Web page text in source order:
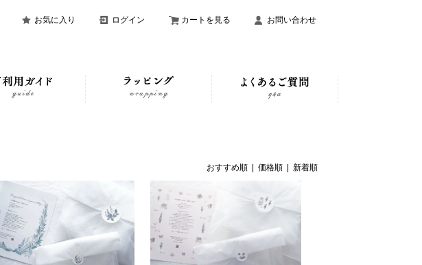
お気に入り ログイン カートを見る お問い合わせ
おすすめ順 | 価格順 | 新着順
直送ギフトラッピング＜結婚
祝い＞チャームなし＜オンラ
インショップ限定＞
100円(税込110円)
直送ギフトラッピング チャー
ムなし＜オンラインショップ
限定＞
100円(税込110円)